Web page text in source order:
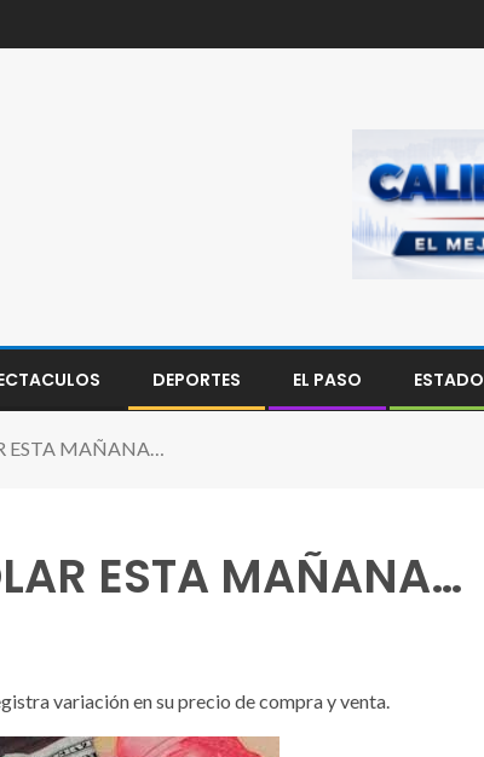
DEPORTES EL PASO ESTADO
ESTA MAÑANA…
ESTA MAÑANA…
variación en su precio de compra y venta.